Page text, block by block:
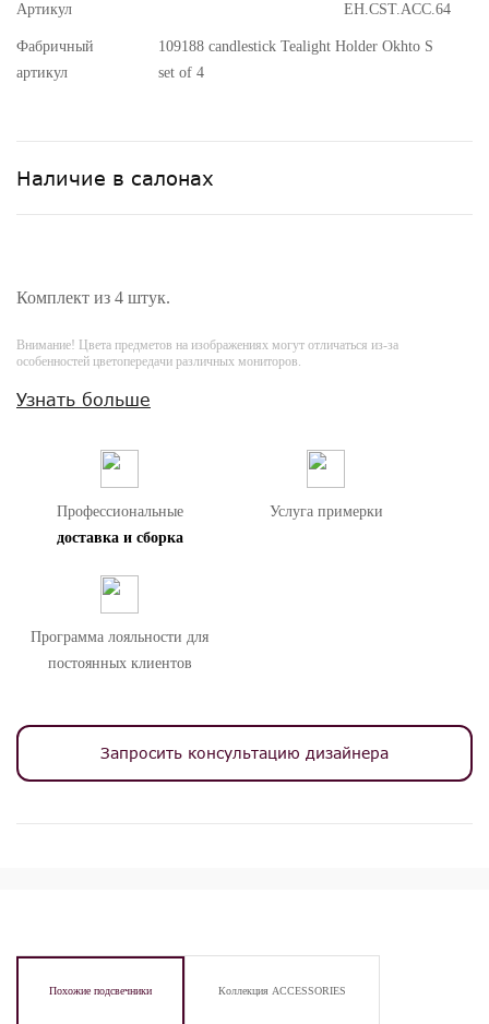
Артикул EH.CST.ACC.64
Фабричный
артикул
109188 candlestick Tealight Holder Okhto S
set of 4
Наличие в салонах
Комплект из 4 штук.
Внимание! Цвета предметов на изображениях могут отличаться из-за
особенностей цветопередачи различных мониторов.
Узнать больше
Профессиональные
доставка и сборка
Услуга примерки
Программа лояльности для
постоянных клиентов
Запросить консультацию дизайнера
Похожие подсвечники Коллекция ACCESSORIES